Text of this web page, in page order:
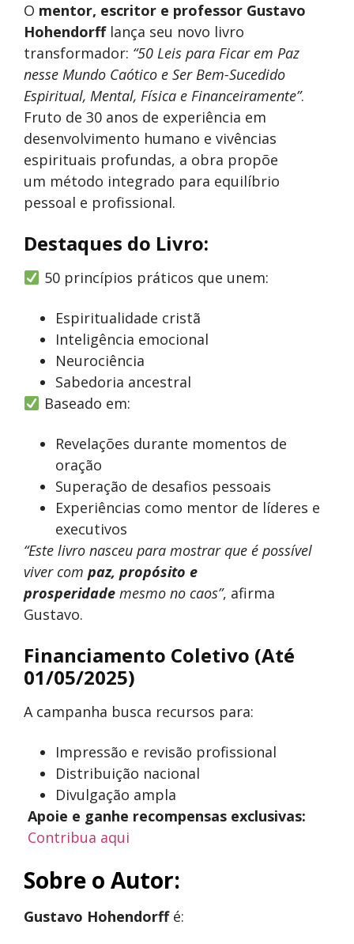
O mentor, escritor e professor Gustavo
Hohendorfflança seu novo livro
transformador: “50 Leis para Ficar em Paz
nesse Mundo Caótico e Ser Bem-Sucedido
Espiritual, Mental, Física e Financeiramente”.
Fruto de 30 anos de experiência em
desenvolvimento humano e vivências
espirituais profundas, a obra propõe
um método integrado para equilíbrio
pessoal e profissional.
Destaques do Livro:
50 princípios práticos que unem:
Espiritualidade cristã
Inteligência emocional
Neurociência
Sabedoria ancestral
Baseado em:
Revelações durante momentos de
oração
Superação de desafios pessoais
Experiências como mentor de líderes e
executivos
“Este livro nasceu para mostrar que é possível
viver com paz, propósito e
prosperidade mesmo no caos”, afirma
Gustavo.
Financiamento Coletivo (Até
01/05/2025)
A campanha busca recursos para:
Impressão e revisão profissional
Distribuição nacional
Divulgação ampla
Apoie e ganhe recompensas exclusivas:
Contribua aqui
Sobre o Autor:
Gustavo Hohendorffé: